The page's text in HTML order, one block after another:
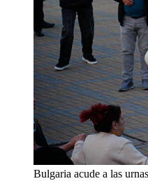
Bulgaria acude a las